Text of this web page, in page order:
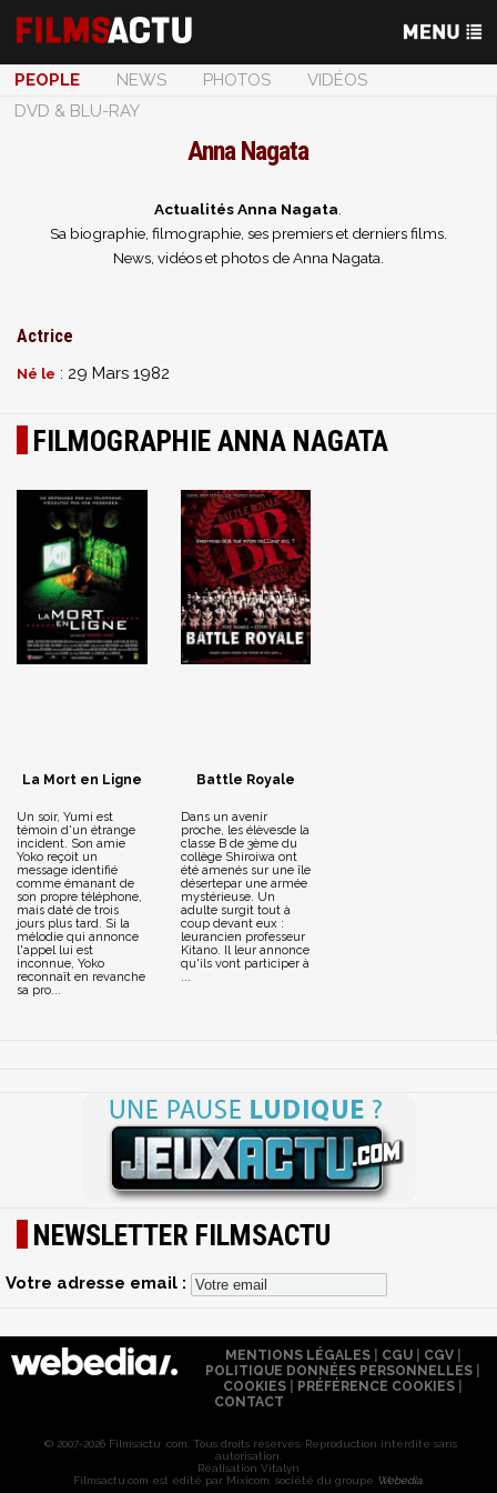
PEOPLE NEWS PHOTOS
VIDÉOS
DVD & BLU-RAY
Anna Nagata
Actualités Anna Nagata
Sa biographie, filmographie, ses premiers et derniers films.
News, vidéos et photos de Anna Nagata.
Actrice
Né le : 29 Mars 1982
FILMOGRAPHIE ANNA NAGATA
La Mort en Ligne
Un soir, Yumi est
témoin d'un étrange
incident. Son amie
Yoko reçoit un
message identifié
comme émanant de
son propre téléphone,
mais daté de trois
jours plus tard. Si la
mélodie qui annonce
l'appel lui est
inconnue, Yoko
reconnaît en revanche
sa pro...
Battle Royale
Dans un avenir
proche, les élèvesde la
classe B de 3ème du
collège Shiroiwa ont
été amenés sur une île
désertepar une armée
mystérieuse. Un
adulte surgit tout à
coup devant eux :
leurancien professeur
Kitano. Il leur annonce
qu'ils vont participer à
...
NEWSLETTER FILMSACTU
Votre adresse email :
MENTIONS LÉGALES| CGU| CGV|
POLITIQUE DONNÉES PERSONNELLES
COOKIES
PRÉFÉRENCE COOKIES
CONTACT
© 2007-2026 Filmsactu .com. Tous droits réservés. Reproduction interdite sans
autorisation.
Réalisation Vitalyn
Filmsactu .com est édité par Mixicom, société du groupe Webedia.